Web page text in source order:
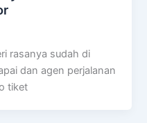
rasanya sudah di
dan agen perjalanan
tiket